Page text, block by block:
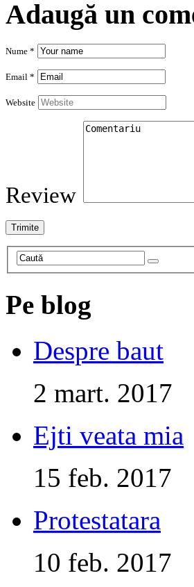
Adaugă un
Nume *
Email *
Website
Review
Pe blog
Despre baut
2 mart. 2017
Ejti veata mia
15 feb. 2017
Protestatara
10 feb. 2017